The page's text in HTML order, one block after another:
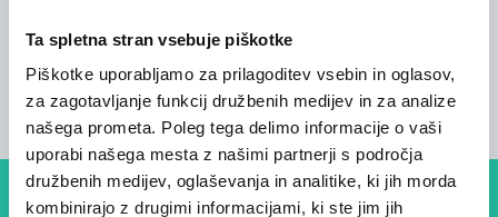
Ta spletna stran vsebuje piškotke
Piškotke uporabljamo za prilagoditev vsebin in oglasov,
za zagotavljanje funkcij družbenih medijev in za analize
našega prometa. Poleg tega delimo informacije o vaši
uporabi našega mesta z našimi partnerji s področja
družbenih medijev, oglaševanja in analitike, ki jih morda
kombinirajo z drugimi informacijami, ki ste jim jih
Več informacij lahko najdetena tej povezavi